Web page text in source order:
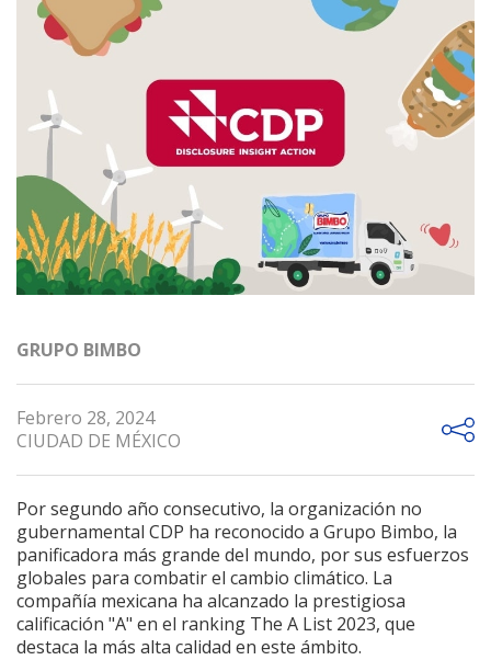
GRUPO BIMBO
Febrero 28, 2024
CIUDAD DE MÉXICO
Por segundo año consecutivo, la organización no
gubernamental CDP ha reconocido a Grupo Bimbo, la
panificadora más grande del mundo, por sus esfuerzos
globales para combatir el cambio climático. La
compañía mexicana ha alcanzado la prestigiosa
calificación "A" en el ranking The A List 2023, que
destaca la más alta calidad en este ámbito.